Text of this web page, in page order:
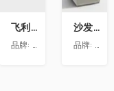
制家具 全新VR上线 让您提前
飞利浦LS160灯带-低压灯带-100mm
品牌:
昕诺飞
沙发凳坐墩
品牌:
澳华